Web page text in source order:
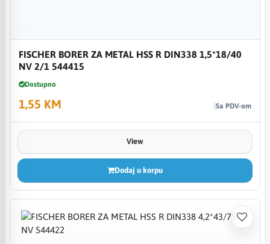
FISCHER BORER ZA METAL HSS R DIN338 1,5*18/40
NV 2/1 544415
Dostupno
1,55 KM Sa PDV-om
View
Dodaj u korpu